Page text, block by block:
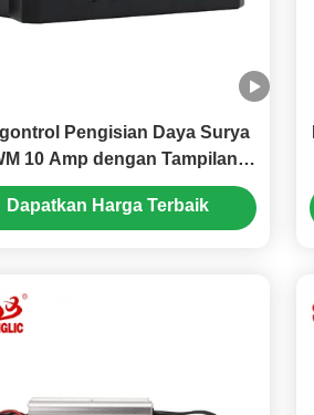
Pengisian Daya Surya
10 Amp dengan Tampilan
LCD untuk Sistem 24 Volt
Dapatkan Harga Terbaik